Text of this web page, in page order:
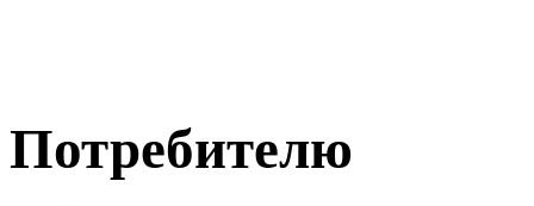
Потребителю